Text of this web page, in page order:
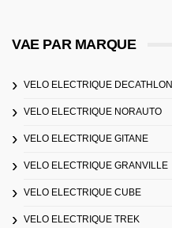
VAE PAR MARQUE
VELO ELECTRIQUE DECATHLON
VELO ELECTRIQUE NORAUTO
VELO ELECTRIQUE GITANE
VELO ELECTRIQUE GRANVILLE
VELO ELECTRIQUE CUBE
VELO ELECTRIQUE TREK